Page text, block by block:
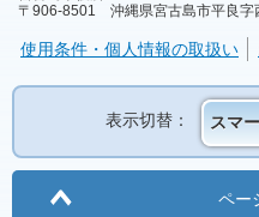
〒906-8501 沖縄県宮古島市平良字
使用条件・個人情報の取扱い
表示切替： スマ
ペー